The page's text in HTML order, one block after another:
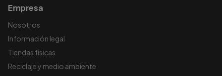
Empresa
Nosotros
Información legal
Tiendas físicas
Reciclaje y medio ambiente